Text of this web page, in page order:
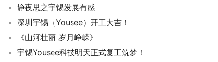
静夜思之宇锡发展有感
深圳宇锡（Yousee）开工大吉！
《山河壮丽 岁月峥嵘》
宇锡Yousee科技明天正式复工筑梦！